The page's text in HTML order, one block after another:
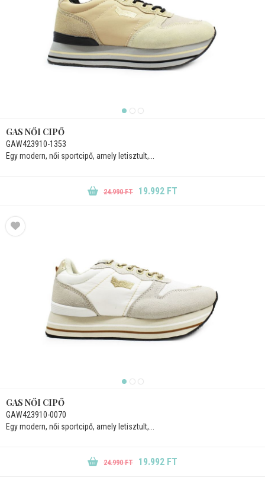
GAS NŐI CIPŐ
GAW423910-1353
Egy modern, női sportcipő, amely letisztult,...
24.990 FT 19.992 FT
GAS NŐI CIPŐ
GAW423910-0070
Egy modern, női sportcipő, amely letisztult,...
24.990 FT 19.992 FT